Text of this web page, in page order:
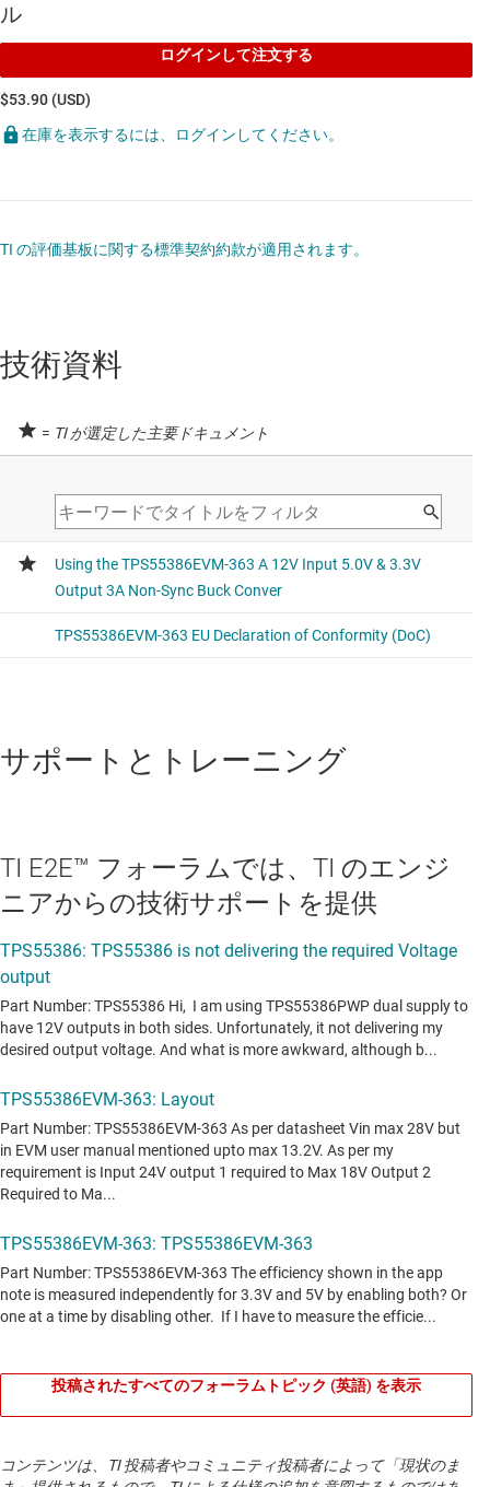
ル
ログインして注文する
$53.90 (USD)
在庫を表示するには、ログインしてください。
TI の評価基板に関する標準契約約款が適用されます。
技術資料
= TI が選定した主要ドキュメント
サポートとトレーニング
TI E2E™ フォーラムでは、TI のエンジ
ニアからの技術サポートを提供
投稿されたすべてのフォーラムトピック (英語) を表示
コンテンツは、TI 投稿者やコミュニティ投稿者によって「現状のま